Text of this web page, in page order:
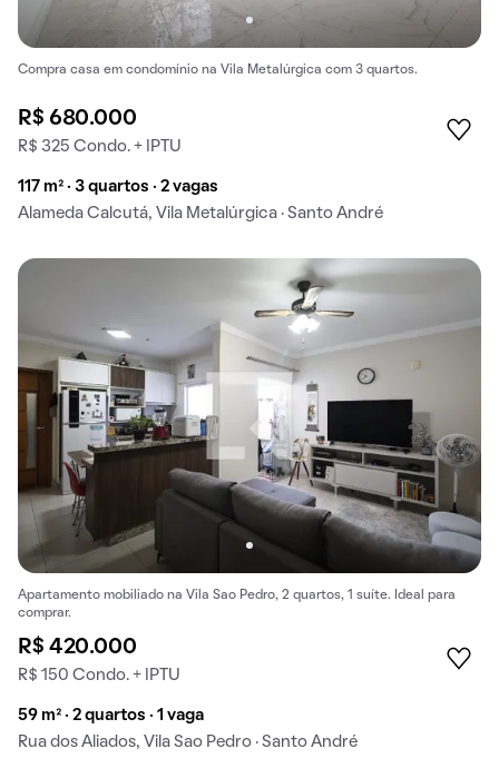
Compra casa em condomínio na Vila Metalúrgica com 3 quartos.
R$ 680.000
R$ 325 Condo. + IPTU
117 m² · 3 quartos · 2 vagas
Alameda Calcutá, Vila Metalúrgica · Santo André
Apartamento mobiliado na Vila Sao Pedro, 2 quartos, 1 suíte. Ideal para
comprar.
R$ 420.000
R$ 150 Condo. + IPTU
59 m² · 2 quartos · 1 vaga
Rua dos Aliados, Vila Sao Pedro · Santo André